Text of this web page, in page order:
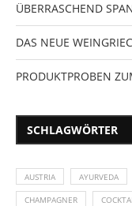
ÜBERRASCHEND
DAS NEUE
PRODUKTPROBEN
SCHLAGWÖRTER
AUSTRIA AYURVEDA
CHAMPAGNER